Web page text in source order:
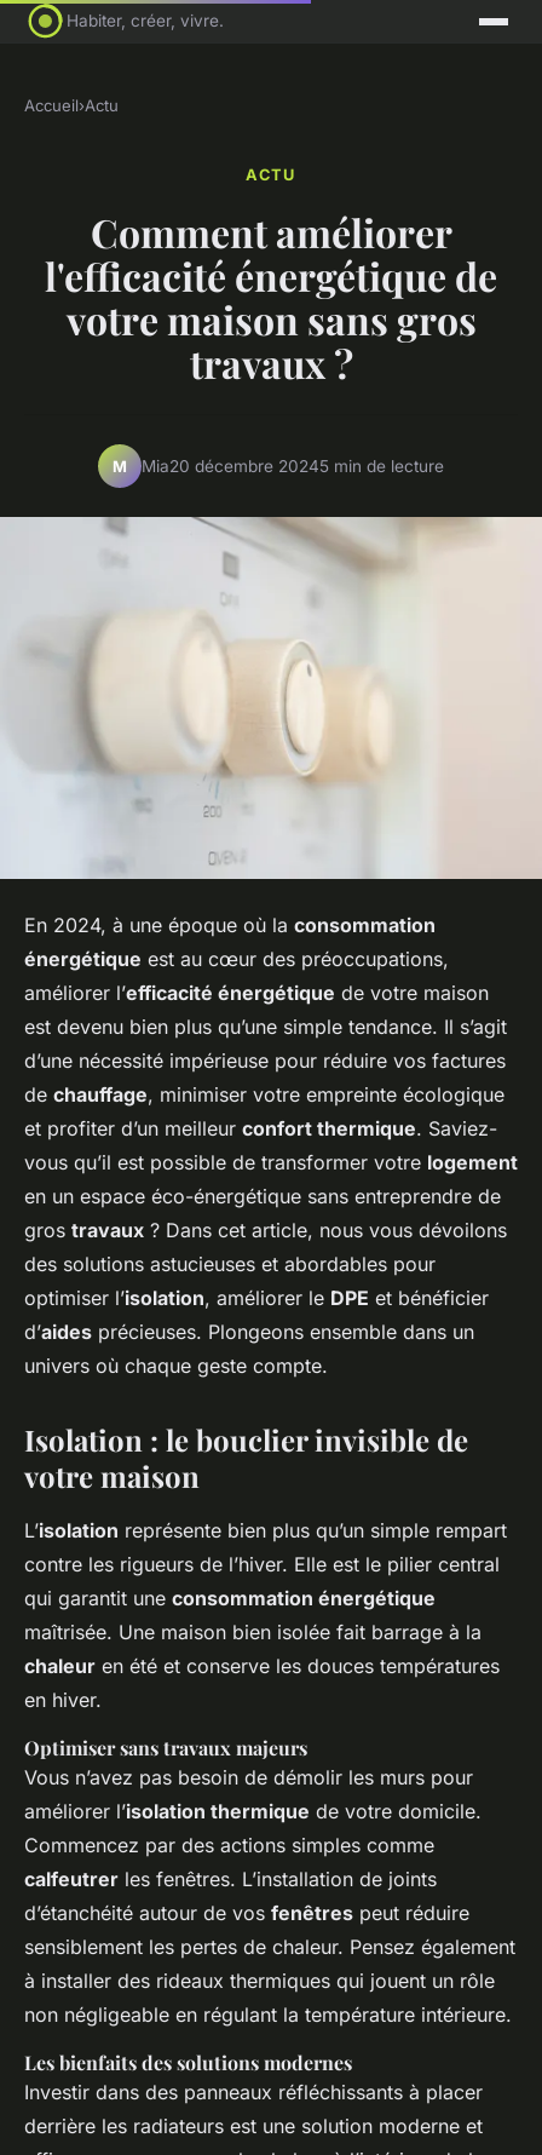
Habiter, créer, vivre.
Accueil›Actu
ACTU
Comment améliorer
l'efficacité énergétique de
votre maison sans gros
travaux ?
M Mia20 décembre 20245 min de lecture
En 2024, à une époque où la consommation
énergétique est au cœur des préoccupations,
améliorer l’efficacité énergétique de votre maison
est devenu bien plus qu’une simple tendance. Il s’agit
d’une nécessité impérieuse pour réduire vos factures
de chauffage, minimiser votre empreinte écologique
et profiter d’un meilleur confort thermique. Saviez-
vous qu’il est possible de transformer votre logement
en un espace éco-énergétique sans entreprendre de
gros travaux ? Dans cet article, nous vous dévoilons
des solutions astucieuses et abordables pour
optimiser l’isolation, améliorer le DPE et bénéficier
d’aides précieuses. Plongeons ensemble dans un
univers où chaque geste compte.
Isolation : le bouclier invisible de
votre maison
L’isolation représente bien plus qu’un simple rempart
contre les rigueurs de l’hiver. Elle est le pilier central
qui garantit une consommation énergétique
maîtrisée. Une maison bien isolée fait barrage à la
chaleur en été et conserve les douces températures
en hiver.
Optimiser sans travaux majeurs
Vous n’avez pas besoin de démolir les murs pour
améliorer l’isolation thermique de votre domicile.
Commencez par des actions simples comme
calfeutrer les fenêtres. L’installation de joints
d’étanchéité autour de vos fenêtres peut réduire
sensiblement les pertes de chaleur. Pensez également
à installer des rideaux thermiques qui jouent un rôle
non négligeable en régulant la température intérieure.
Les bienfaits des solutions modernes
Investir dans des panneaux réfléchissants à placer
derrière les radiateurs est une solution moderne et